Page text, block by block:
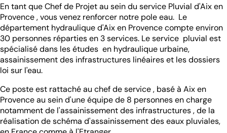
En tant que Chef de Projet au sein du service Pluvial d'Aix en
Provence , vous venez renforcer notre pole eau. Le
département hydraulique d'Aix en Provence compte environ
30 personnes réparties en 3 services. Le service pluvial est
spécialisé dans les études en hydraulique urbaine,
assainissement des infrastructures linéaires et les dossiers
loi sur l'eau.
Ce poste est rattaché au chef de service , basé à Aix en
Provence au sein d'une équipe de 8 personnes en charge
notamment de l'assainissement des infrastructures , de la
réalisation de schéma d'assainissement des eaux pluviales,